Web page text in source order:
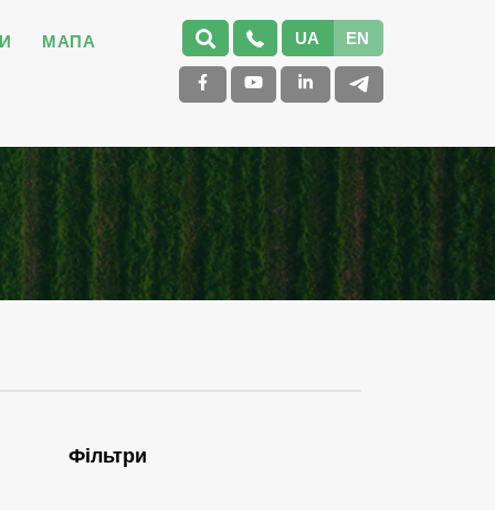
МАПА UA EN
Фільтри